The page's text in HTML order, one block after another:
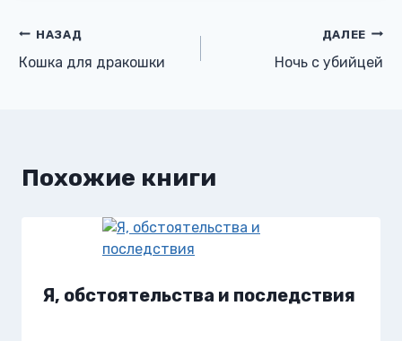
Навигация
по
НАЗАД
Кошка для дракошки
ДАЛЕЕ
Ночь с убийцей
Похожие книги
Я, обстоятельства и последствия